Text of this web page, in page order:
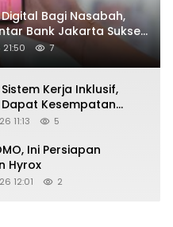
Bagi Nasabah,
Bank Jakarta Sukses
Awards 2026
7
Kerja Inklusif,
Kesempatan
11:13 5
Ini Persiapan
Hyrox
12:01 2